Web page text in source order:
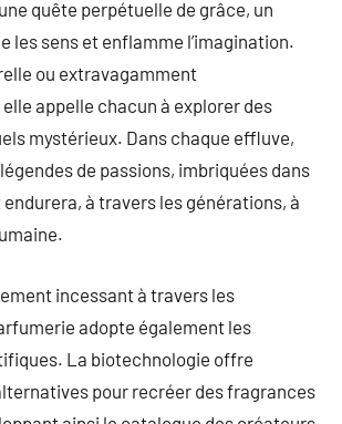
quête perpétuelle de grâce, un
les sens et enflamme l’imagination.
ou extravagamment
appelle chacun à explorer des
mystérieux. Dans chaque effluve,
de passions, imbriquées dans
à travers les générations, à
incessant à travers les
adopte également les
La biotechnologie offre
pour recréer des fragrances